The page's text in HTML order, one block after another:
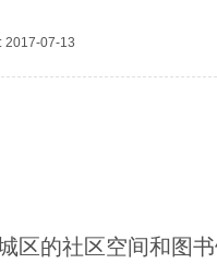
2017-07-13
区的社区空间和图